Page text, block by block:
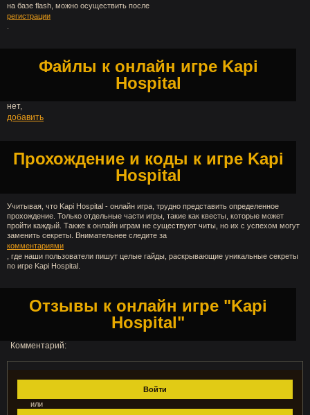
на базе flash, можно осуществить после
регистрации
Файлы к онлайн игре Kapi
Hospital
нет,
добавить
Прохождение и коды к игре Kapi
Hospital
Учитывая, что Kapi Hospital - онлайн игра, трудно представить определенное
прохождение. Только отдельные части игры, такие как квесты, которые может
пройти каждый. Также к онлайн играм не существуют читы, но их с успехом могут
заменить секреты. Внимательнее следите за
комментариями
, где наши пользователи пишут целые гайды, раскрывающие уникальные секреты
по игре Kapi Hospital.
Отзывы к онлайн игре "Kapi
Hospital"
Комментарий:
Войти
или